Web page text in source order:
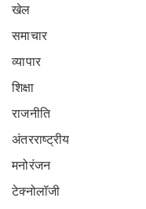
खेल
समाचार
व्यापार
शिक्षा
राजनीति
अंतरराष्ट्रीय
मनोरंजन
टेक्नोलॉजी